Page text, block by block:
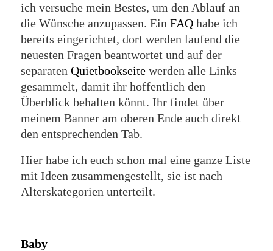
ich versuche mein Bestes, um den Ablauf an
die Wünsche anzupassen. Ein FAQhabe ich
bereits eingerichtet, dort werden laufend die
neuesten Fragen beantwortet und auf der
separaten Quietbookseitewerden alle Links
gesammelt, damit ihr hoffentlich den
Überblick behalten könnt. Ihr findet über
meinem Banner am oberen Ende auch direkt
den entsprechenden Tab.
Hier habe ich euch schon mal eine ganze Liste
mit Ideen zusammengestellt, sie ist nach
Alterskategorien unterteilt.
Baby